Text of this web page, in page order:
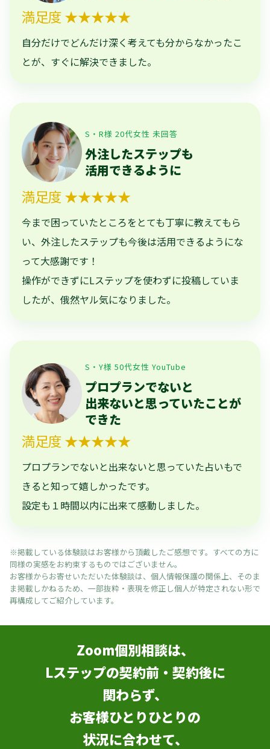
満足度 ★★★★★
自分だけでどんだけ深く考えても分からなかったこ
とが、すぐに解決できました。
S・R様 20代女性 未回答
外注したステップも
活用できるように
満足度 ★★★★★
今まで困っていたところをとても丁寧に教えてもら
い、外注したステップも今後は活用できるようにな
って大感謝です！
操作ができずにLステップを使わずに投稿していま
したが、俄然ヤル気になりました。
S・Y様 50代女性 YouTube
プロプランでないと
出来ないと思っていたことが
できた
満足度 ★★★★★
プロプランでないと出来ないと思っていた占いもで
きると知って嬉しかったです。
設定も１時間以内に出来て感動しました。
※掲載している体験談はお客様から頂戴したご感想です。すべての方に
同様の実感をお約束するものではございません。
お客様からお寄せいただいた体験談は、個人情報保護の関係上、そのま
ま掲載しかねるため、一部抜粋・表現を修正し個人が特定されない形で
再構成してご紹介しています。
Zoom個別相談は、
Lステップの契約前・契約後に
関わらず、
お客様ひとりひとりの
状況に合わせて、